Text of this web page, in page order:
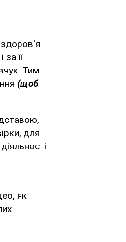
здоров'я
її
Тим
(щоб
для
як